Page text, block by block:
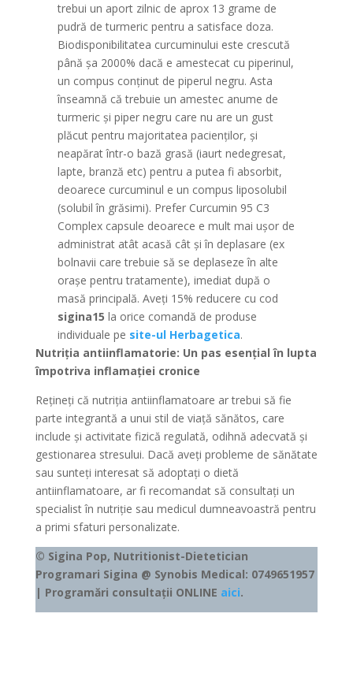
trebui un aport zilnic de aprox 13 grame de
pudră de turmeric pentru a satisface doza.
Biodisponibilitatea curcuminului este crescută
până șa 2000% dacă e amestecat cu piperinul,
un compus conținut de piperul negru. Asta
înseamnă că trebuie un amestec anume de
turmeric și piper negru care nu are un gust
plăcut pentru majoritatea pacienților, și
neapărat într-o bază grasă (iaurt nedegresat,
lapte, branză etc) pentru a putea fi absorbit,
deoarece curcuminul e un compus liposolubil
(solubil în grăsimi). Prefer Curcumin 95 C3
Complex capsule deoarece e mult mai ușor de
administrat atât acasă cât și în deplasare (ex
bolnavii care trebuie să se deplaseze în alte
orașe pentru tratamente), imediat după o
masă principală. Aveți 15% reducere cu cod
sigina15la orice comandă de produse
individuale pe site-ul Herbagetica.
Nutriția antiinflamatorie: Un pas esențial în lupta
împotriva inflamației cronice
Rețineți că nutriția antiinflamatoare ar trebui să fie
parte integrantă a unui stil de viață sănătos, care
include și activitate fizică regulată, odihnă adecvată și
gestionarea stresului. Dacă aveți probleme de sănătate
sau sunteți interesat să adoptați o dietă
antiinflamatoare, ar fi recomandat să consultați un
specialist în nutriție sau medicul dumneavoastră pentru
a primi sfaturi personalizate.
© Sigina Pop, Nutritionist-Dietetician
Programari Sigina @ Synobis Medical: 0749651957
| Programări consultații ONLINE aici.